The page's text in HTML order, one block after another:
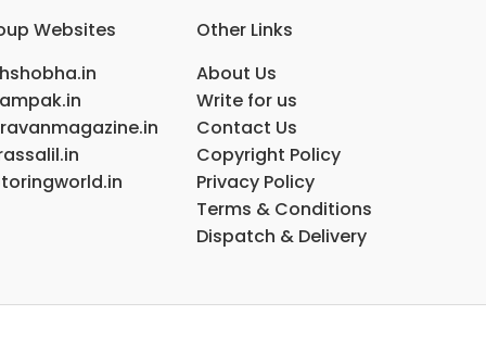
Websites
Other Links
About Us
Write for us
Contact Us
Copyright Policy
Privacy Policy
Terms & Conditions
Dispatch & Delivery